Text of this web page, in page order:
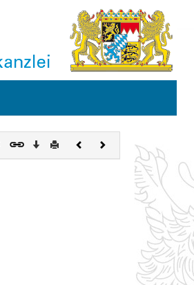
Download
DruckenVorherigesNächstes
Dokument